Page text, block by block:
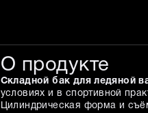
О продукте
Складной бак для ледяной
условиях и в спортивной
Цилиндрическая форма и